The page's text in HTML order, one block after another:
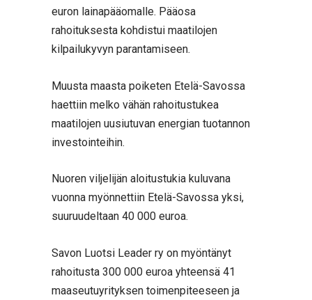
euron lainapääomalle. Pääosa
rahoituksesta kohdistui maatilojen
kilpailukyvyn parantamiseen.
Muusta maasta poiketen Etelä-Savossa
haettiin melko vähän rahoitustukea
maatilojen uusiutuvan energian tuotannon
investointeihin.
Nuoren viljelijän aloitustukia kuluvana
vuonna myönnettiin Etelä-Savossa yksi,
suuruudeltaan 40 000 euroa.
Savon Luotsi Leader ry on myöntänyt
rahoitusta 300 000 euroa yhteensä 41
maaseutuyrityksen toimenpiteeseen ja